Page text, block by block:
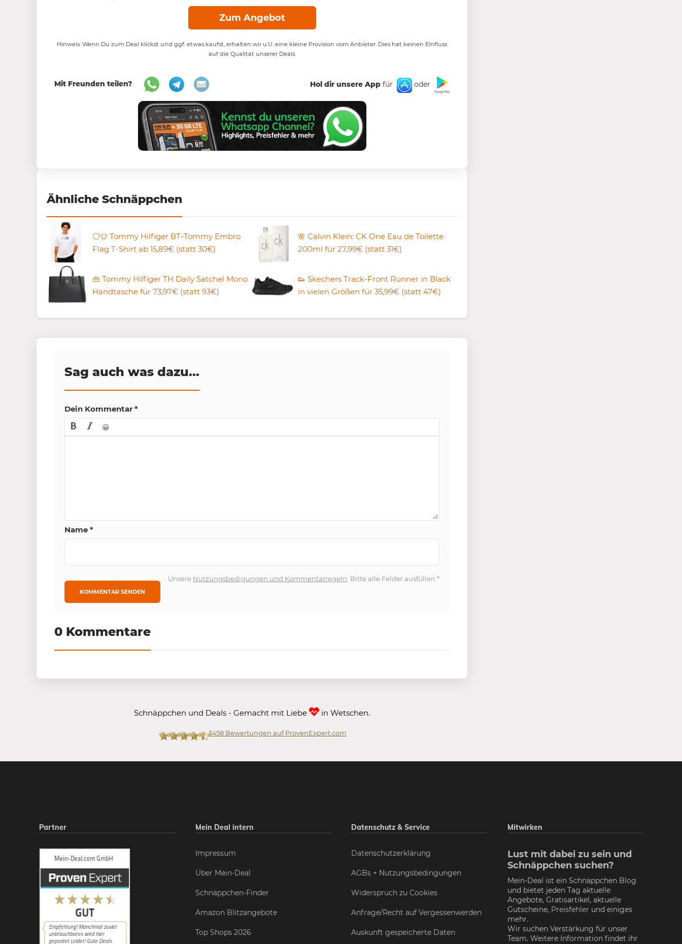
Zum Angebot
Hinweis: Wenn Du zum Deal klickst und ggf. etwas kaufst, erhalten wir u.U. eine kleine Provision vom Anbieter. Dies hat keinen Einfluss
auf die Qualität unserer Deals.
Mit Freunden teilen? Hol dir unsere App für oder
Ähnliche Schnäppchen
⚪️👕 Tommy Hilfiger BT-Tommy Embro
Flag T-Shirt ab 15,89€ (statt 30€)
🌸 Calvin Klein: CK One Eau de Toilette
200ml für 27,99€ (statt 31€)
👜 Tommy Hilfiger TH Daily Satchel Mono
Handtasche für 73,97€ (statt 93€)
👟 Skechers Track-Front Runner in Black
in vielen Größen für 35,99€ (statt 47€)
Sag auch was dazu...
Dein Kommentar *
😀
Name *
Unsere Nutzungsbedigungen und Kommentarregeln . Bitte alle Felder ausfüllen*
0 Kommentare
Schnäppchen und Deals - Gemacht mit Liebe in Wetschen.
3458Bewertungen auf ProvenExpert.com
Partner Mein Deal intern
Impressum
Über Mein-Deal
Schnäppchen-Finder
Amazon Blitzangebote
Top Shops 2026
Datenschutz & Service
Datenschutzerklärung
AGBs + Nutzungsbedingungen
Widerspruch zu Cookies
Anfrage/Recht auf Vergessenwerden
Auskunft gespeicherte Daten
Mitwirken
Lust mit dabei zu sein und
Schnäppchen suchen?
Mein-Deal ist ein Schnäppchen Blog
und bietet jeden Tag aktuelle
Angebote, Gratisartikel, aktuelle
Gutscheine, Preisfehler und einiges
mehr.
Wir suchen Verstärkung für unser
Team. Weitere Information findet ihr